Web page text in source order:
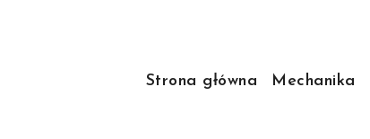
Strona główna Mechanika